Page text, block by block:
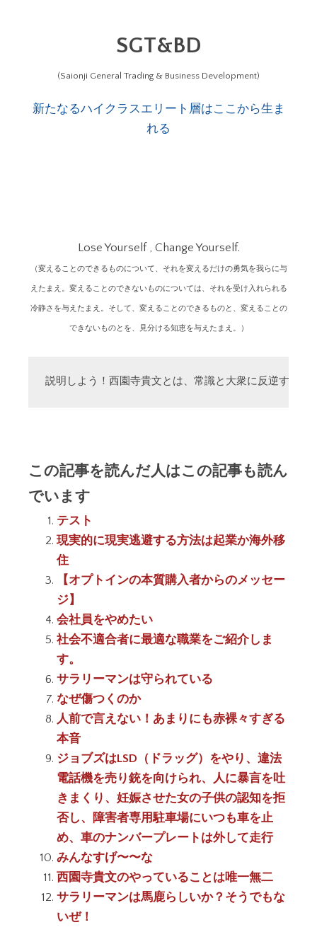
SGT&BD
(Saionji General Trading & Business Development)
新たなるハイクラスエリート層はここから生ま
れる
Lose Yourself , Change Yourself.
（変えることのできるものについて、それを変えるだけの勇気を我らに与
えたまえ。変えることのできないものについては、それを受け入れられる
冷静さを与えたまえ。そして、変えることのできるものと、変えることの
できないものとを、見分ける知恵を与えたまえ。）
説明しよう！西園寺貴文とは、常識と大衆に反逆する
この記事を読んだ人はこの記事も読ん
でいます
テスト
現実的に現実逃避する方法は起業か海外移
住
【オプトインの本質購入者からのメッセー
ジ】
会社員をやめたい
社会不適合者に最適な職業をご紹介しま
す。
サラリーマンは守られている
なぜ傷つくのか
人前で言えない！あまりにも赤裸々すぎる
本音
ジョブズはLSD（ドラッグ）をやり、違法
電話機を売り銃を向けられ、人に暴言を吐
きまくり、妊娠させた女の子供の認知を拒
否し、障害者専用駐車場にいつも車を止
め、車のナンバープレートは外して走行
みんなすげ〜〜な
西園寺貴文のやっていることは唯一無二
サラリーマンは馬鹿らしいか？そうでもな
いぜ！